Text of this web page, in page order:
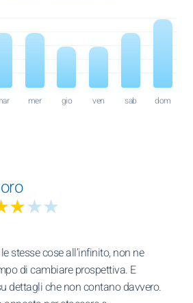
mer gio ven sab dom
★★
stesse cose all’infinito, non ne
di cambiare prospettiva. E
dettagli che non contano davvero.